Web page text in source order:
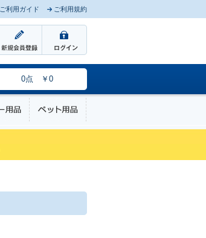
ご利用ガイド ご利用規約
0点 ￥0
ベビー用品 ペット用品